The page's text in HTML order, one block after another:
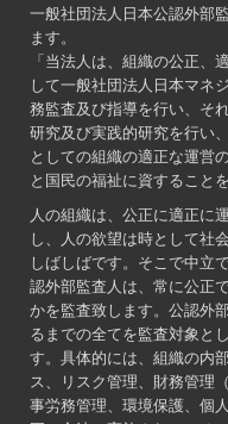
一般社団法人日本公認外部
ます。
「当法人は、組織の公正、
して一般社団法人日本マネ
務監査及び指導を行い、そ
研究及び実践的研究を行い
としての組織の適正な運営
と国民の福祉に資すること
人の組織は、公正に適正に
し、人の欲望は時として社
しばしばです。そこで中立
認外部監査人は、常に公正
かを監査致します。公認外
るまでの全てを監査対象と
す。具体的には、組織の内
ス、リスク管理、財務管理
事労務管理、環境保護、個